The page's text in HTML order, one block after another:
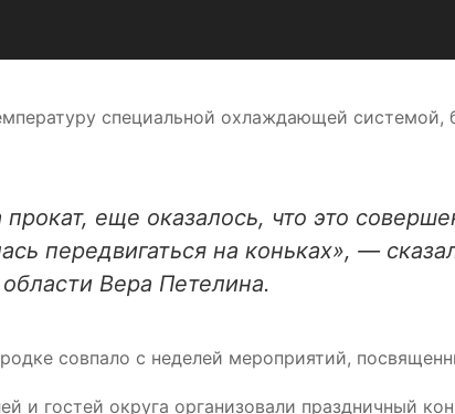
специальной охлаждающей системой,
еще оказалось, что это
передвигаться на коньках», —
Вера Петелина.
совпало с неделей мероприятий,
и гостей округа организовали праздничный